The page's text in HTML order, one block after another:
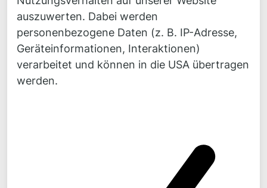
Novicos GmbH
Veritaskai 8
21079 Hamburg
Kontakt
News, Hintergründe, Kommentare zu unseren
Projekten finden Sie täglich frisch aufLinkedIn
auszuwerten. Dabei werden
personenbezogene Daten (z. B. IP-Adresse,
Geräteinformationen, Interaktionen)
verarbeitet und können in die USA übertragen
werden.